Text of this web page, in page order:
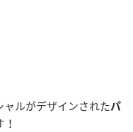
ャルがデザインされた パ